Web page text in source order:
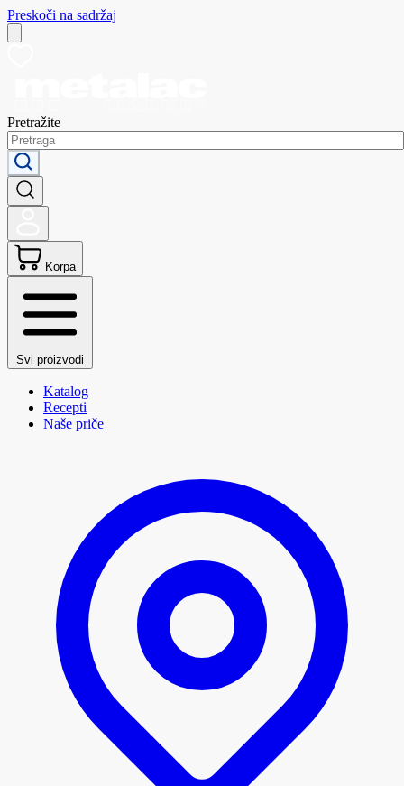
Preskoči na sadržaj
Pretražite
Korpa
Svi proizvodi
Katalog
Recepti
Naše priče